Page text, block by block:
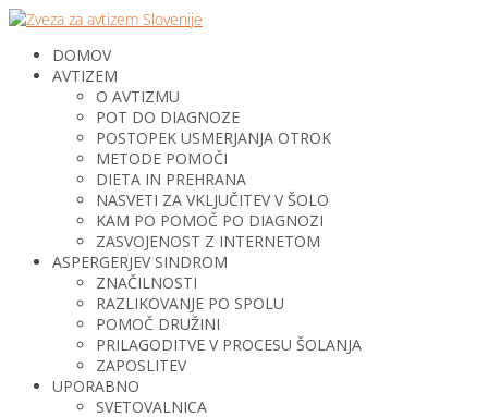
DOMOV
AVTIZEM
O AVTIZMU
POT DO DIAGNOZE
POSTOPEK USMERJANJA OTROK
METODE POMOČI
DIETA IN PREHRANA
NASVETI ZA VKLJUČITEV V ŠOLO
KAM PO POMOČ PO DIAGNOZI
ZASVOJENOST Z INTERNETOM
ASPERGERJEV SINDROM
ZNAČILNOSTI
RAZLIKOVANJE PO SPOLU
POMOČ DRUŽINI
PRILAGODITVE V PROCESU ŠOLANJA
ZAPOSLITEV
UPORABNO
SVETOVALNICA